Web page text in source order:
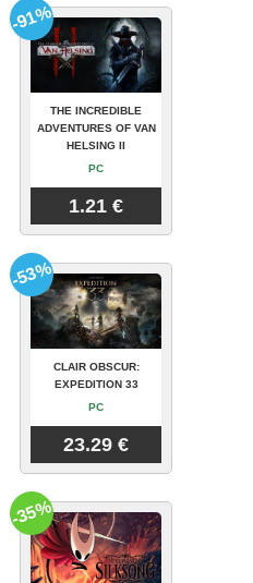
THE INCREDIBLE
ADVENTURES OF VAN
HELSING II
PC
1.21 €
-91%
CLAIR OBSCUR:
EXPEDITION 33
PC
23.29 €
-53%
-35%